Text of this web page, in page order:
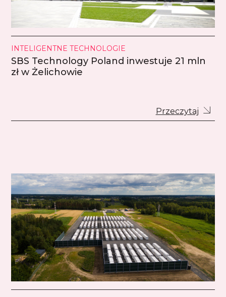
INTELIGENTNE TECHNOLOGIE
SBS Technology Poland inwestuje 21 mln
zł w Żelichowie
Przeczytaj